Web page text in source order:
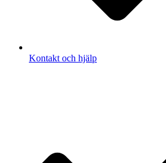
Kontakt och hjälp